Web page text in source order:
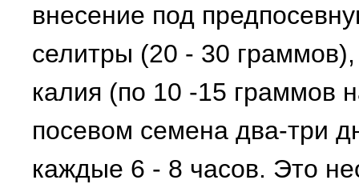
внесение под
селитры (20 - 30
калия (по 10 -15 граммов
посевом семена два-три
каждые 6 - 8 часов. Это